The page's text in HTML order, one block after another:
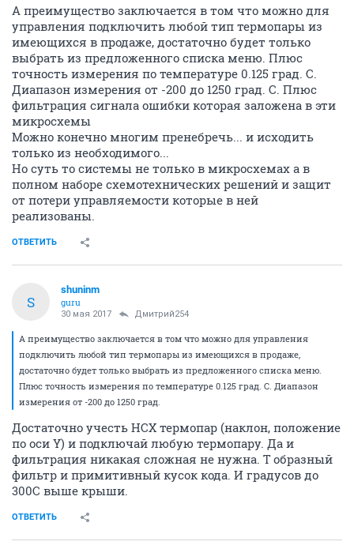
А преимущество заключается в том что можно для
управления подключить любой тип термопары из
имеющихся в продаже, достаточно будет только
выбрать из предложенного списка меню. Плюс
точность измерения по температуре 0.125 град. С.
Диапазон измерения от -200 до 1250 град. С. Плюс
фильтрация сигнала ошибки которая заложена в эти
микросхемы
Можно конечно многим пренебречь... и исходить
только из необходимого...
Но суть то системы не только в микросхемах а в
полном наборе схемотехнических решений и защит
от потери управляемости которые в ней
реализованы.
ОТВЕТИТЬ
S
shuninm
guru
30 мая 2017 Дмитрий254
А преимущество заключается в том что можно для управления
подключить любой тип термопары из имеющихся в продаже,
достаточно будет только выбрать из предложенного списка меню.
Плюс точность измерения по температуре 0.125 град. С. Диапазон
измерения от -200 до 1250 град.
Достаточно учесть НСХ термопар (наклон, положение
по оси Y) и подключай любую термопару. Да и
фильтрация никакая сложная не нужна. Т образный
фильтр и примитивный кусок кода. И градусов до
300С выше крыши.
ОТВЕТИТЬ